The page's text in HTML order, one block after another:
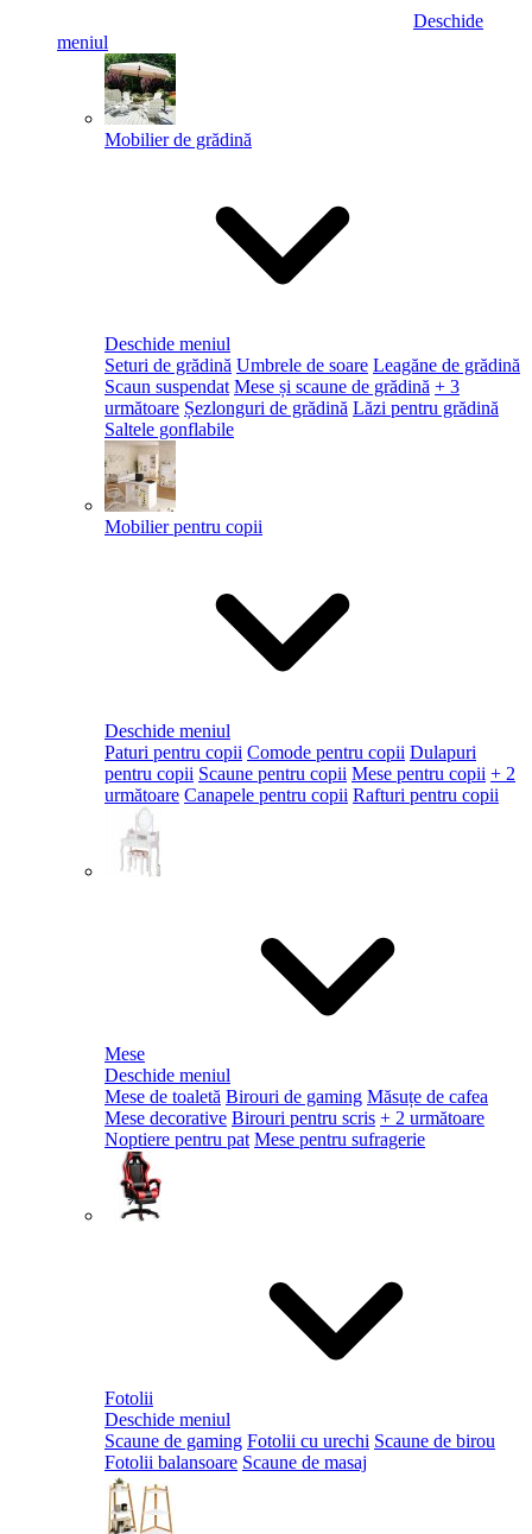
Deschide
meniul
Mobilier de grădină
Deschide meniul
Seturi de grădină Umbrele de soare Leagăne de grădină
Scaun suspendat Mese și scaune de grădină + 3
următoare Șezlonguri de grădină Lăzi pentru grădină
Saltele gonflabile
Mobilier pentru copii
Deschide meniul
Paturi pentru copii Comode pentru copii Dulapuri
pentru copii Scaune pentru copii Mese pentru copii + 2
următoare Canapele pentru copii Rafturi pentru copii
Mese
Deschide meniul
Mese de toaletă Birouri de gaming Măsuțe de cafea
Mese decorative Birouri pentru scris + 2 următoare
Noptiere pentru pat Mese pentru sufragerie
Fotolii
Deschide meniul
Scaune de gaming Fotolii cu urechi Scaune de birou
Fotolii balansoare Scaune de masaj